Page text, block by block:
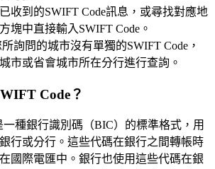
收到的SWIFT Code訊息，或尋找對應地
塊中直接輸入SWIFT Code。
詢問的城市沒有單獨的SWIFT Code，
市或省會城市所在分行進行查詢。
Code？
一種銀行識別碼（BIC）的標準格式，用
行或分行。這些代碼在銀行之間轉帳時
國際電匯中。銀行也使用這些代碼在銀